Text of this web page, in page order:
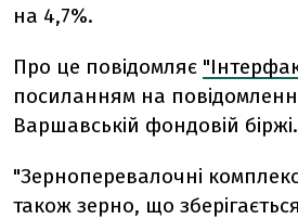
на 4,7%.
Про це повідомляє
посиланням на
Варшавській фондовій біржі.
"Зерноперевалочні
також зерно, що